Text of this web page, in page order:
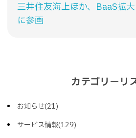
三井住友海上ほか、BaaS拡
に参画
カテゴリーリ
お知らせ(21)
サービス情報(129)